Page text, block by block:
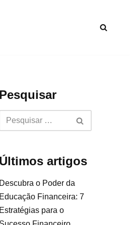
Pesquisar
Últimos artigos
Descubra o Poder da
Educação Financeira: 7
Estratégias para o